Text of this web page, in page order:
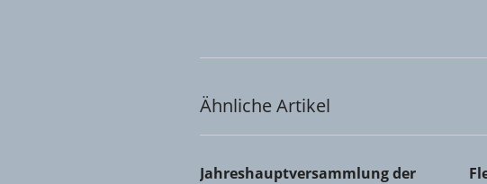
Ähnliche Artikel
Jahreshauptversammlung der Zimmerer-
Jahreshauptversammlung der